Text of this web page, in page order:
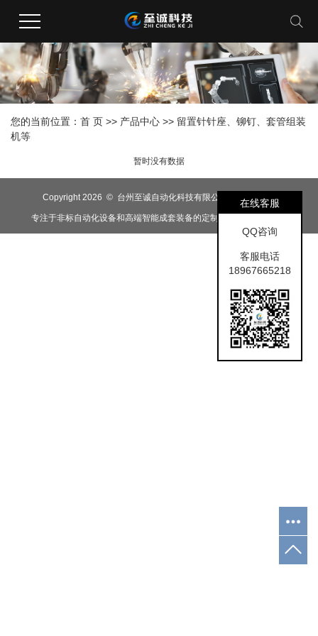
您的当前位置： 首 页 >> 产品中心 >> 留置针针座、铆钉、套管组装
机等
暂时没有数据
Copyright 2026 © 台州至诚自动化科技有限公司 浙-888888
专注于非标自动化设备和高端智能成套装备的定制研发，生产及销售
在线客服
QQ咨询
客服电话
18967665218